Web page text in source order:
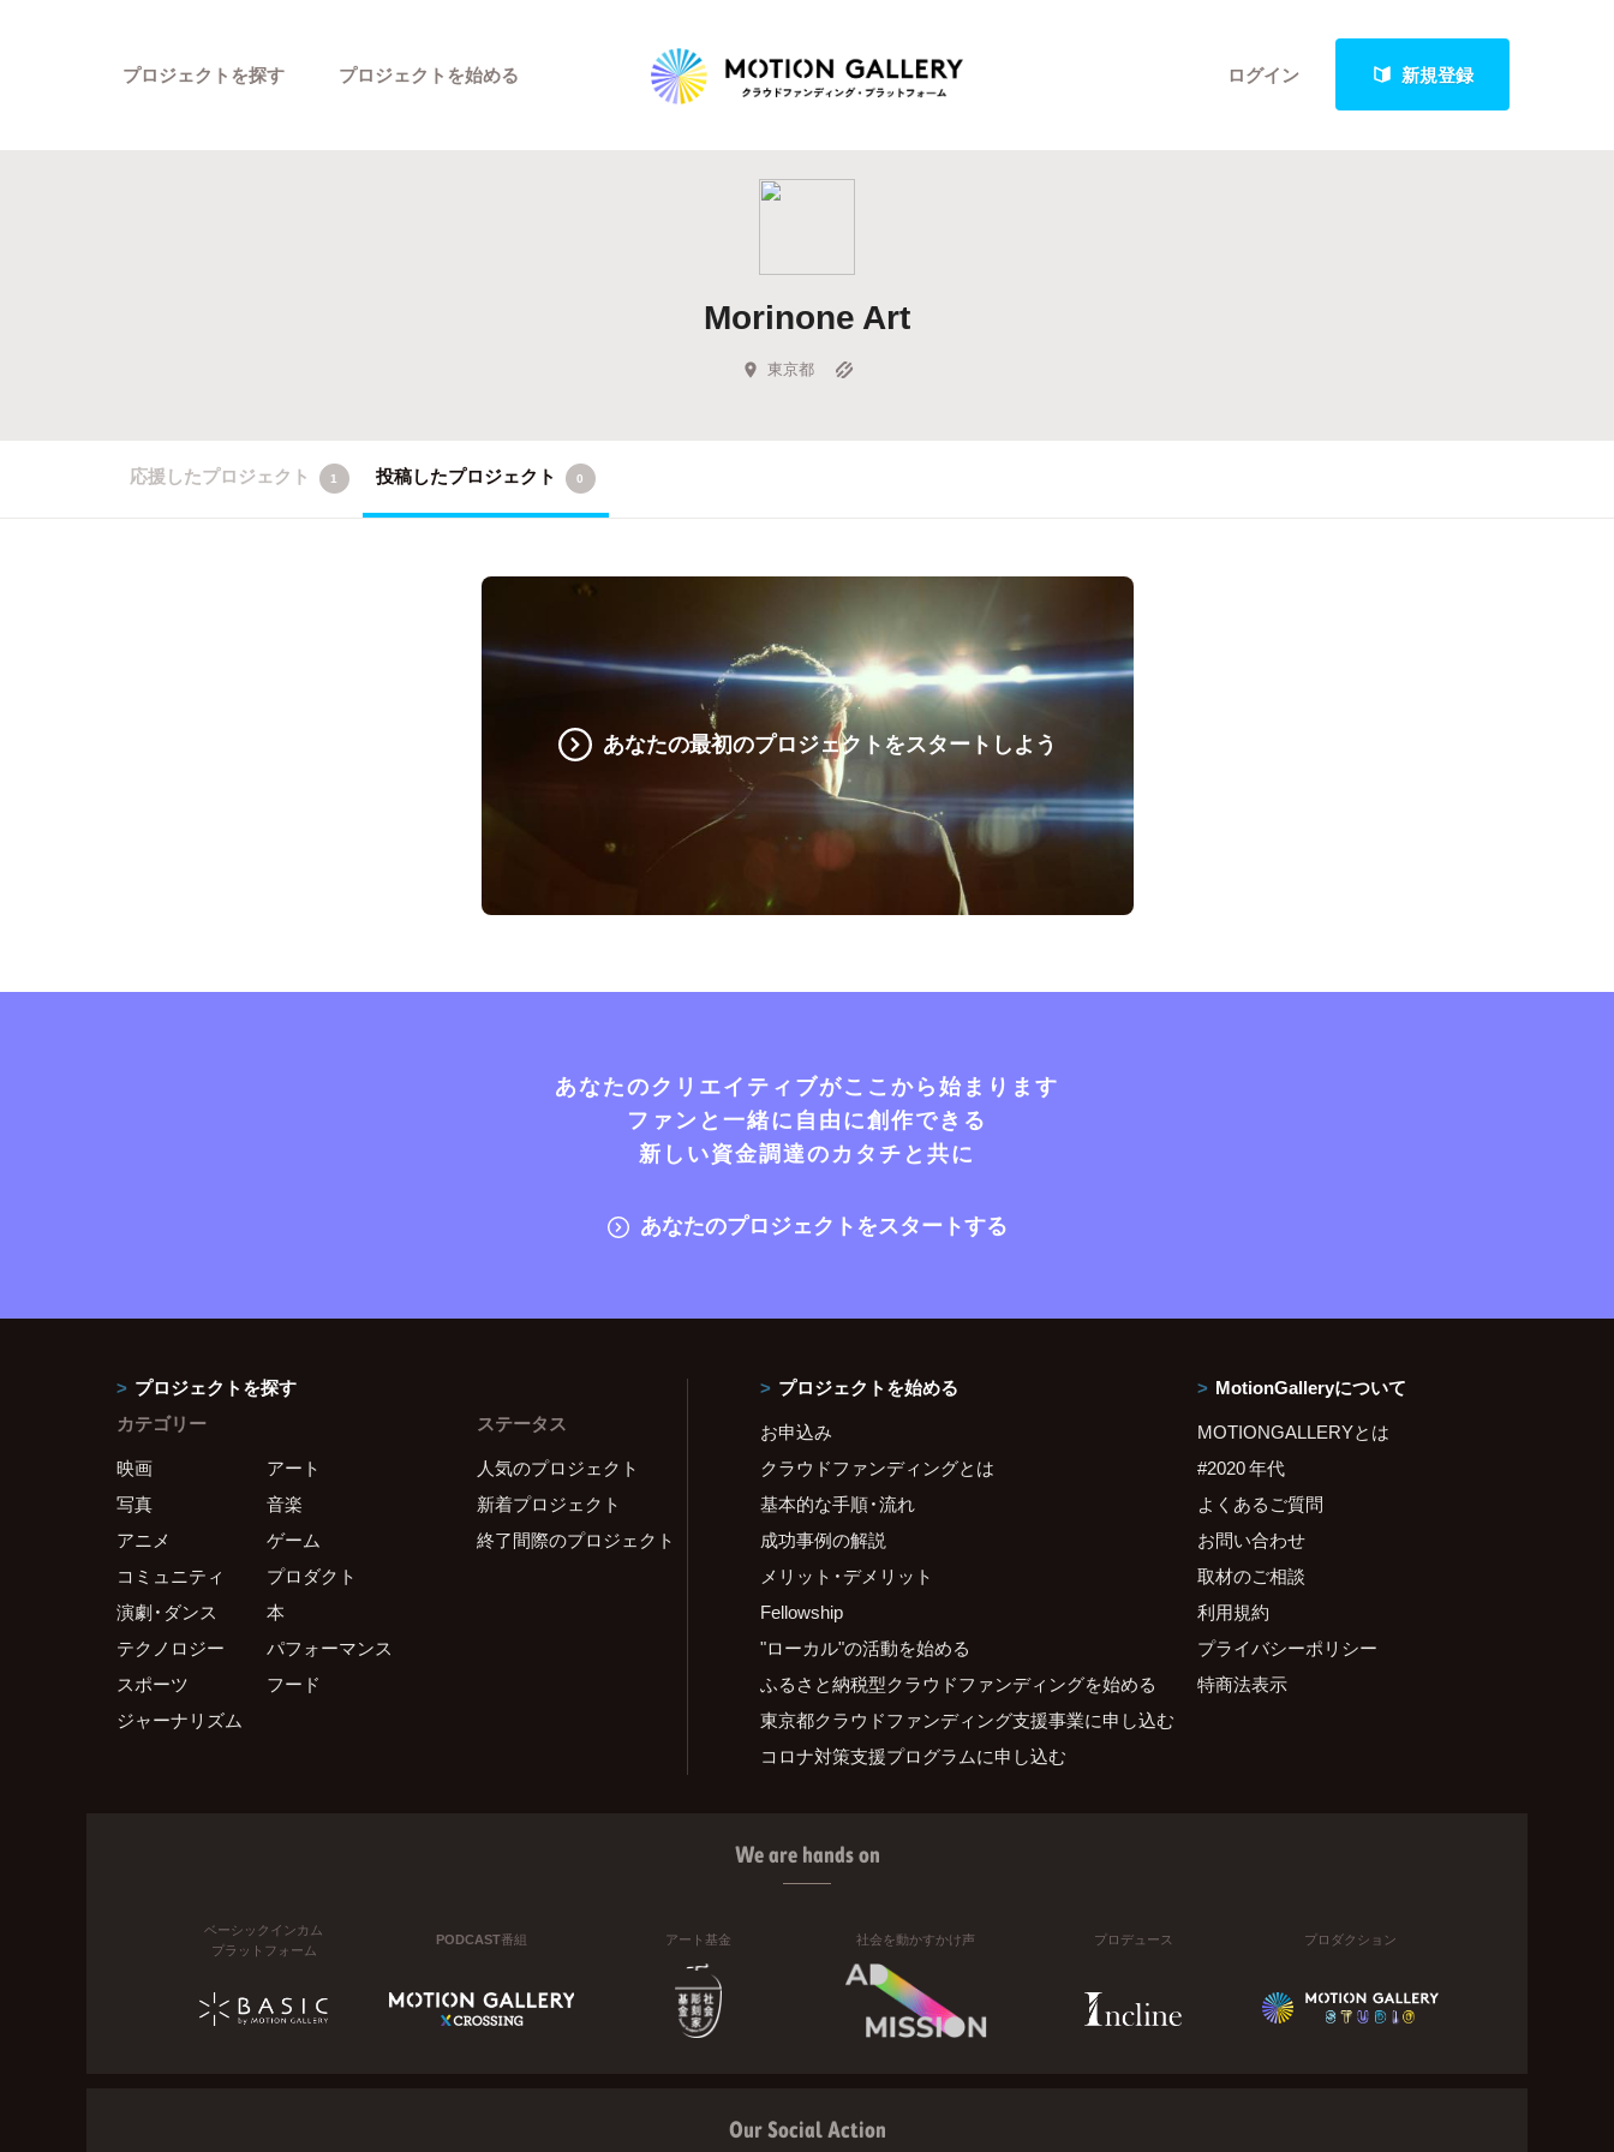
ログイン 新規登録
プロジェクトを探す
Highlight
Feature
キュレーターから探す
プロジェクトを始める
Morinone Art
東京都
応援したプロジェクト 1 投稿したプロジェクト 0
あなたの最初のプロジェクトをスタートしよう
あなたのクリエイティブがここから始まります
ファンと一緒に自由に創作できる
新しい資金調達のカタチと共に
あなたのプロジェクトをスタートする
プロジェクトを探す
カテゴリー
映画
アート
写真
音楽
アニメ
ゲーム
コミュニティ
プロダクト
演劇・ダンス
本
テクノロジー
パフォーマンス
スポーツ
フード
ジャーナリズム
ステータス
人気のプロジェクト
新着プロジェクト
終了間際のプロジェクト
プロジェクトを始める
お申込み
クラウドファンディングとは
基本的な手順・流れ
成功事例の解説
メリット・デメリット
Fellowship
"ローカル"の活動を始める
ふるさと納税型クラウドファンディングを始める
東京都クラウドファンディング支援事業に申し込む
コロナ対策支援プログラムに申し込む
MotionGalleryについて
MOTIONGALLERYとは
#2020 年代
よくあるご質問
お問い合わせ
取材のご相談
利用規約
プライバシーポリシー
特商法表示
We are hands on
ベーシックインカム
プラットフォーム
PODCAST番組 アート基金 社会を動かすかけ声 プロデュース プロダクション
Our Social Action